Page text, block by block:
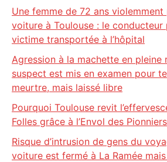
Une femme de 72 ans
voiture à Toulouse : le conducteur
victime transportée à l’hôpital
Agression à la machette en pleine
suspect est mis en examen pour
meurtre, mais laissé libre
Pourquoi Toulouse revit
Folles grâce à l’Envol des
Risque d’intrusion de gens du
voiture est fermé à La Ramée